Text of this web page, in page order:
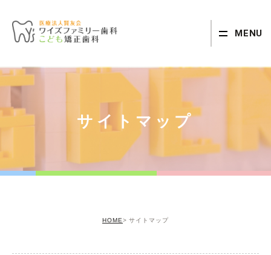
MENU
サイトマップ
HOME サイトマップ